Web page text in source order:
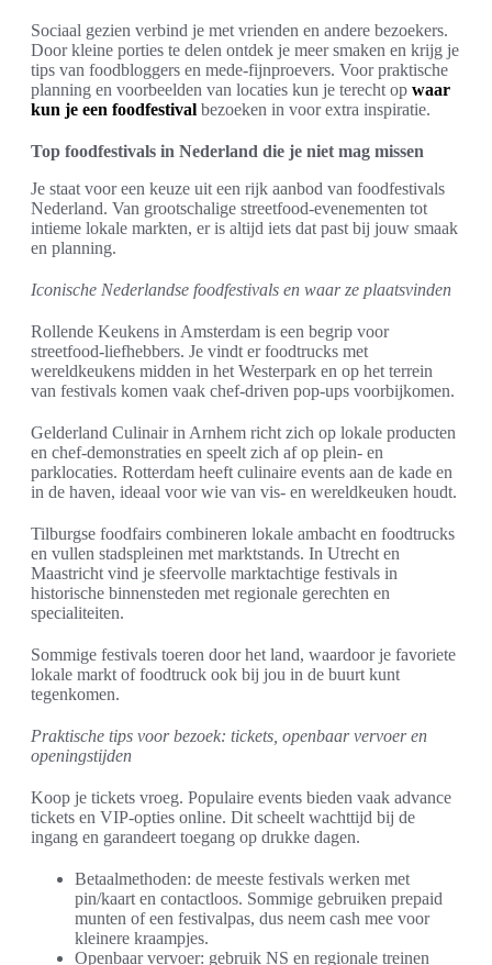
Sociaal gezien verbind je met vrienden en andere bezoekers.
Door kleine porties te delen ontdek je meer smaken en krijg je
tips van foodbloggers en mede-fijnproevers. Voor praktische
planning en voorbeelden van locaties kun je terecht op waar
kun je een foodfestival bezoeken in voor extra inspiratie.
Top foodfestivals in Nederland die je niet mag missen
Je staat voor een keuze uit een rijk aanbod van foodfestivals
Nederland. Van grootschalige streetfood-evenementen tot
intieme lokale markten, er is altijd iets dat past bij jouw smaak
en planning.
Iconische Nederlandse foodfestivals en waar ze plaatsvinden
Rollende Keukens in Amsterdam is een begrip voor
streetfood-liefhebbers. Je vindt er foodtrucks met
wereldkeukens midden in het Westerpark en op het terrein
van festivals komen vaak chef-driven pop-ups voorbijkomen.
Gelderland Culinair in Arnhem richt zich op lokale producten
en chef-demonstraties en speelt zich af op plein- en
parklocaties. Rotterdam heeft culinaire events aan de kade en
in de haven, ideaal voor wie van vis- en wereldkeuken houdt.
Tilburgse foodfairs combineren lokale ambacht en foodtrucks
en vullen stadspleinen met marktstands. In Utrecht en
Maastricht vind je sfeervolle marktachtige festivals in
historische binnensteden met regionale gerechten en
specialiteiten.
Sommige festivals toeren door het land, waardoor je favoriete
lokale markt of foodtruck ook bij jou in de buurt kunt
tegenkomen.
Praktische tips voor bezoek: tickets, openbaar vervoer en
openingstijden
Koop je tickets vroeg. Populaire events bieden vaak advance
tickets en VIP-opties online. Dit scheelt wachttijd bij de
ingang en garandeert toegang op drukke dagen.
Betaalmethoden: de meeste festivals werken met
pin/kaart en contactloos. Sommige gebruiken prepaid
munten of een festivalpas, dus neem cash mee voor
kleinere kraampjes.
Openbaar vervoer: gebruik NS en regionale treinen